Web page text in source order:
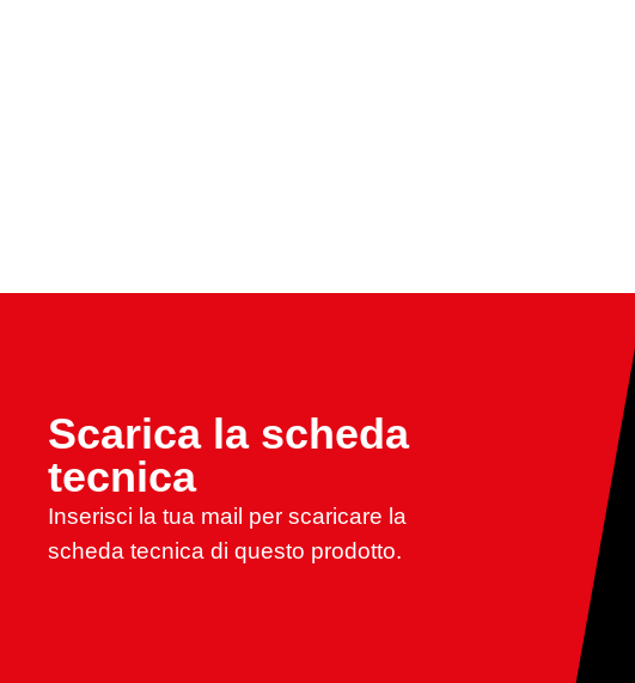
Scarica la scheda
tecnica
Inserisci la tua mail per scaricare la
scheda tecnica di questo prodotto.